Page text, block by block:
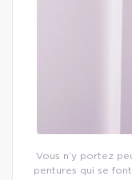
Vous n’y portez
pentures qui se